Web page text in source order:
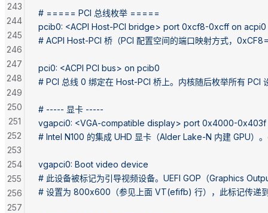
# ===== PCI 总线枚举 =====
pcib0: <ACPI Host-PCI bridge> port 0xcf8-0xcff on acpi0
# ACPI Host-PCI 桥（PCI 配置空间的端口映射方式，
pci0: <ACPI PCI bus> on pcib0
# PCI 总线 0 绑定在 Host-PCI 桥上。内核随后枚举所有 PCI
# ----- 显卡 -----
vgapci0: <VGA-compatible display> port 0x4000-
# Intel N100 的集成 UHD 显卡（Alder Lake-N 内建 GPU
vgapci0: Boot video device
# 此设备被标记为引导视频设备。UEFI GOP（Graphics
# 设置为 800x600（参见上面 VT(efifb) 行），此标记传递
243
244
245
246
247
248
249
250
251
252
253
254
255
256
257